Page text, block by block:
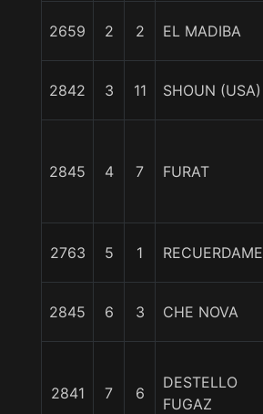
2659 2 2 EL MADIBA
2842 3 11 SHOUN (USA)
2845 4 7 FURAT
2763 5 1 RECUERDAME
2845 6 3 CHE NOVA
2841 7 6
DESTELLO
FUGAZ